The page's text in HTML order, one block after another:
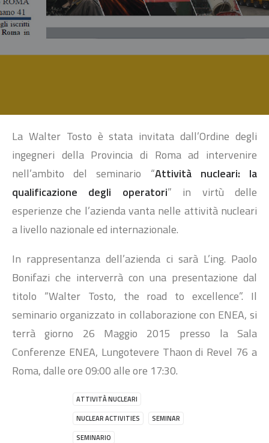
SEARCH
La Walter Tosto è stata invitata dall’Ordine degli
ingegneri della Provincia di Roma ad intervenire
nell’ambito del seminario “Attività nucleari: la
qualificazione degli operatori” in virtù delle
esperienze che l’azienda vanta nelle attività nucleari
a livello nazionale ed internazionale.
In rappresentanza dell’azienda ci sarà L’ing. Paolo
Bonifazi che interverrà con una presentazione dal
titolo “Walter Tosto, the road to excellence”. Il
seminario organizzato in collaborazione con ENEA, si
terrà giorno 26 Maggio 2015 presso la Sala
Conferenze ENEA, Lungotevere Thaon di Revel 76 a
Roma, dalle ore 09:00 alle ore 17:30.
ATTIVITÀ NUCLEARI
NUCLEAR ACTIVITIES
SEMINAR
SEMINARIO